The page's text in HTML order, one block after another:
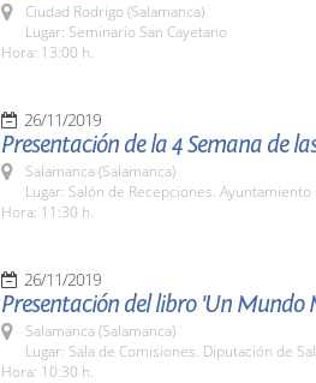
Ciudad Rodrigo (Salamanca)
Lugar: Seminario San Cayetano
Hora: 13:00 h.
26/11/2019
Presentación de la 4 Semana de
Salamanca (Salamanca)
Lugar: Salón de Recepciones. Ayuntamiento
Hora: 11:30 h.
26/11/2019
Presentación del libro 'Un Mundo
Salamanca (Salamanca)
Lugar: Sala de Comisiones. Diputación de
Hora: 10:30 h.